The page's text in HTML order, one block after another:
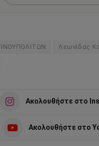
Λεωνίδας
Ακολουθήστε στο
Ακολουθήστε στο